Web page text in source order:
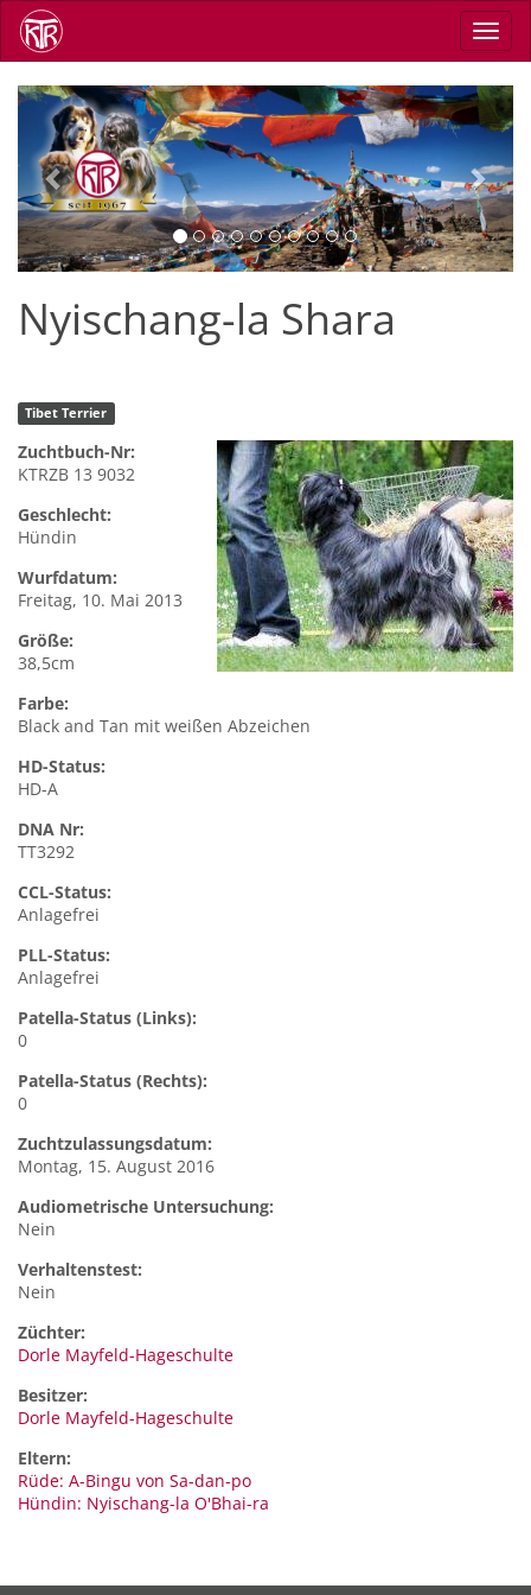
Direkt
zum
Inhalt
Previous Next
Nyischang-la Shara
Tibet Terrier
Zuchtbuch-Nr:
KTRZB 13 9032
Geschlecht:
Hündin
Wurfdatum:
Freitag, 10. Mai 2013
Größe:
38,5cm
Farbe:
Black and Tan mit weißen Abzeichen
HD-Status:
HD-A
DNA Nr:
TT3292
CCL-Status:
Anlagefrei
PLL-Status:
Anlagefrei
Patella-Status (Links):
0
Patella-Status (Rechts):
0
Zuchtzulassungsdatum:
Montag, 15. August 2016
Audiometrische Untersuchung:
Nein
Verhaltenstest:
Nein
Züchter:
Dorle Mayfeld-Hageschulte
Besitzer:
Dorle Mayfeld-Hageschulte
Eltern:
Rüde: A-Bingu von Sa-dan-po
Hündin: Nyischang-la O'Bhai-ra